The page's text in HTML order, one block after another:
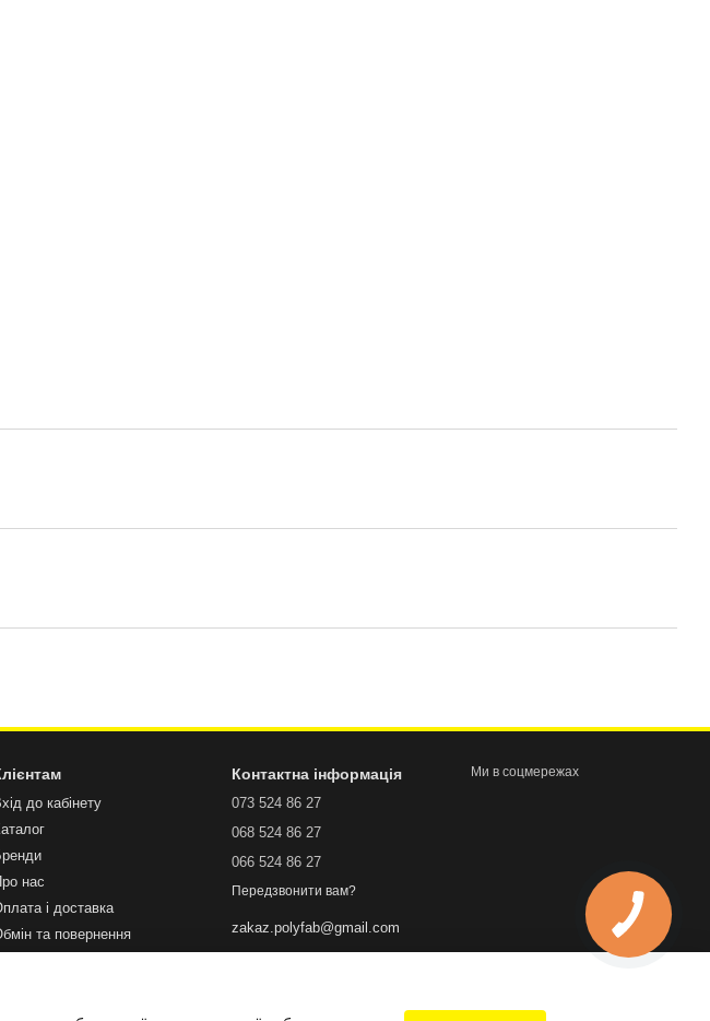
до кабінету
нас
і доставка
та повернення
Контактна інформація
073 524 86 27
068 524 86 27
066 524 86 27
Передзвонити вам?
zakaz.polyfab@gmail.com
Мапа проїзду
Ми в соцмережах